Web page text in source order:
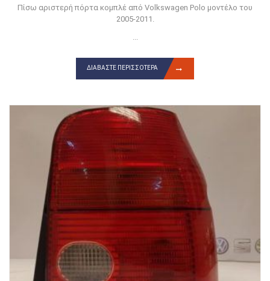
Πίσω αριστερή πόρτα κομπλέ από Volkswagen Polo μοντέλο του
2005-2011.
ΔΙΑΒΆΣΤΕ ΠΕΡΙΣΣΌΤΕΡΑ